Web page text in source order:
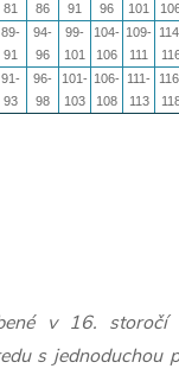
81
86
91
96
101
89-
91
94-
96
99-
101
104-
106
109-
111
91-
93
96-
98
101-
103
106-
108
111-
113
v 16. storočí
s jednoduchou